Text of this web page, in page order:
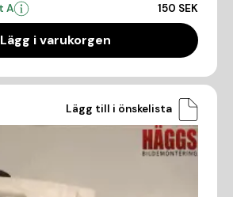
A 150 SEK
Lägg i varukorgen
Lägg till i önskelista